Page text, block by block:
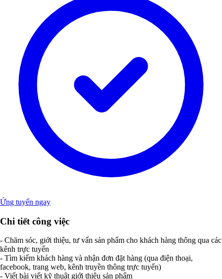
Ứng tuyển ngay
Chi tiết công việc
- Chăm sóc, giới thiệu, tư vấn sản phẩm cho khách hàng thông qua các
kênh trực tuyến
- Tìm kiếm khách hàng và nhận đơn đặt hàng (qua điện thoại,
facebook, trang web, kênh truyền thông trực tuyến)
- Viết bài viết kỹ thuật giới thiệu sản phẩm